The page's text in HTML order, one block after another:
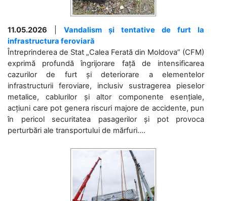
11.05.2026
Vandalism și tentative de furt la
infrastructura feroviară
Întreprinderea de Stat „Calea Ferată din Moldova” (CFM)
exprimă profundă îngrijorare față de intensificarea
cazurilor de furt și deteriorare a elementelor
infrastructurii feroviare, inclusiv sustragerea pieselor
metalice, cablurilor și altor componente esențiale,
acțiuni care pot genera riscuri majore de accidente, pun
în pericol securitatea pasagerilor și pot provoca
perturbări ale transportului de mărfuri....